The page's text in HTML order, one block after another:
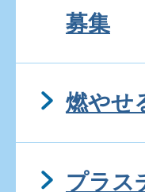
募集
燃やせ
プラス